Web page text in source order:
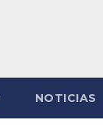
NOTICIAS